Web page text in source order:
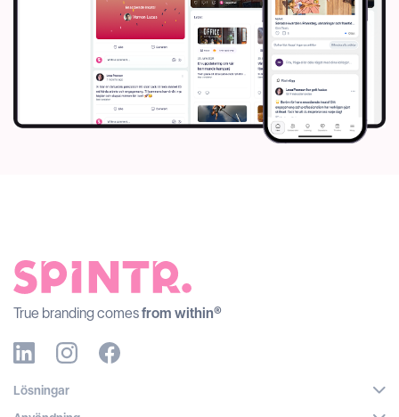
True branding comesfrom within®
Lösningar